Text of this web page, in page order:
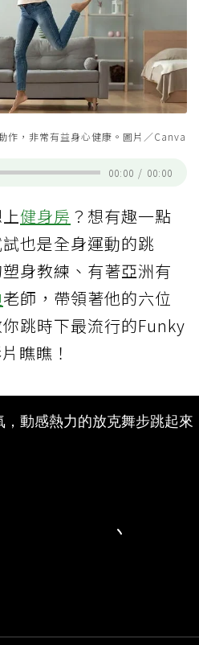
作，非常有益身心健康。圖片／Canva
00:00 / 00:00
健身房 ？想有趣一點
也是全身運動的跳
身教練、有著亞洲有
老師，帶領著他的六位
跳時下最流行的Funky
瞧瞧！